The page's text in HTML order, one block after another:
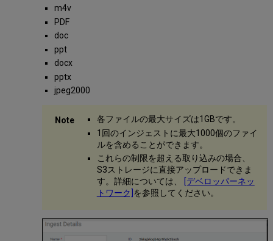
ン
ジ
ェ
ス
を
m4v
PDF
doc
ppt
docx
pptx
jpeg2000
各ファイルの最大サイズは1GBです。
1回のインジェストに最大1000個のファイ
ルを含めることができます。
これらの制限を超える取り込みの場合、
S3ストレージに直接アップロードできま
す。詳細については、
[デベロッパーネッ
トワーク] を参照してください。